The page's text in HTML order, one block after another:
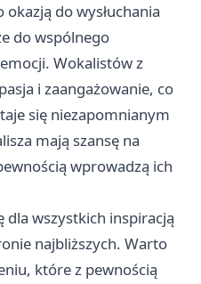
do wysłuchania
do wspólnego
Wokalistów z
i zaangażowanie, co
się niezapomnianym
mają szansę na
wprowadzą ich
dla wszystkich inspiracją
najbliższych. Warto
które z pewnością